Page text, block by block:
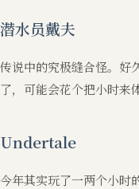
潜水员戴夫
传说中的究极缝合怪。好
了，可能会花个把小时来
Undertale
今年其实玩了一两个小时